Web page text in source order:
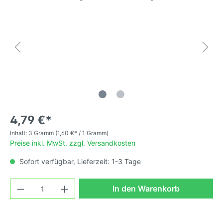
4,79 €*
Inhalt: 3 Gramm (1,60 €* / 1 Gramm)
Preise inkl. MwSt. zzgl. Versandkosten
Sofort verfügbar, Lieferzeit: 1-3 Tage
In den Warenkorb